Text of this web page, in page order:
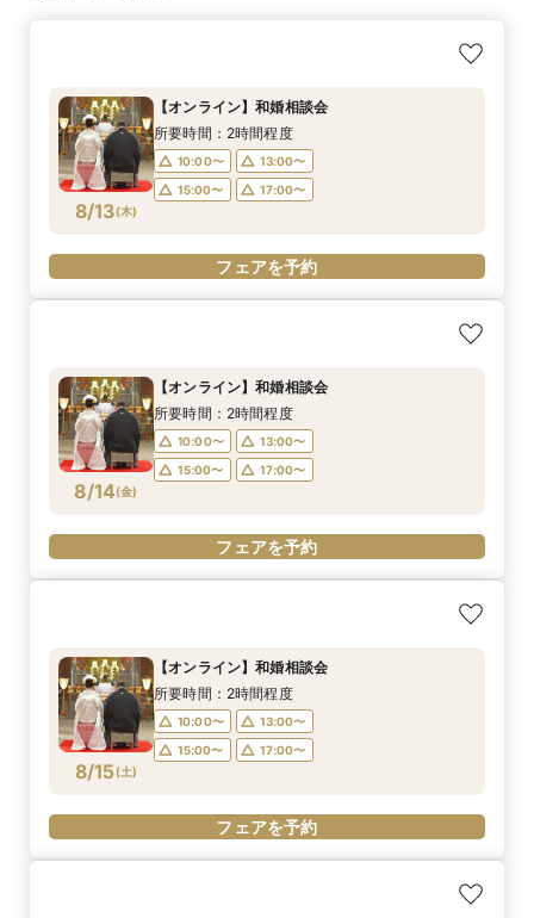
8/13(木)
【オンライン】和婚相談会
所要時間：2時間程度
10:00〜
13:00〜
15:00〜
17:00〜
フェアを予約
8/14(金)
【オンライン】和婚相談会
所要時間：2時間程度
10:00〜
13:00〜
15:00〜
17:00〜
フェアを予約
8/15(土)
【オンライン】和婚相談会
所要時間：2時間程度
10:00〜
13:00〜
15:00〜
17:00〜
フェアを予約